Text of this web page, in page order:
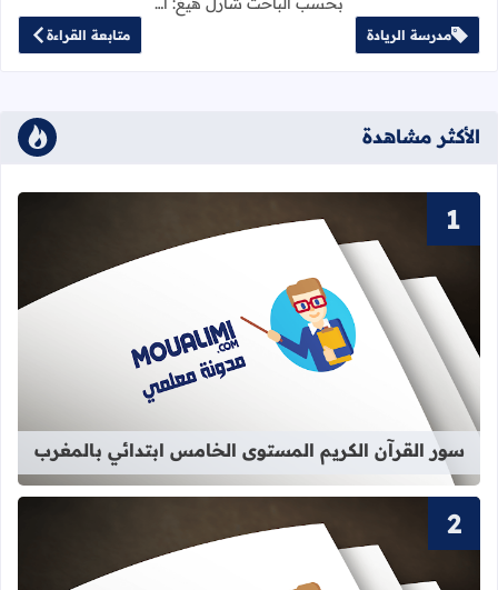
مدرسة الريادة متابعة القراءة
الأكثر مشاهدة
قراءة المزيد عن سور القرآن
سور القرآن الكريم المستوى الخامس ابتدائي بالمغرب